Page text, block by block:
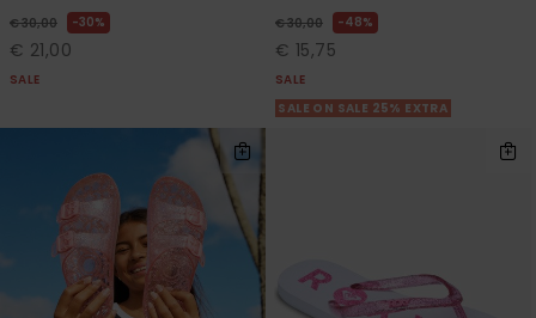
€ 30,00 30%
€ 21,00
SALE
€ 30,00 48%
€ 15,75
SALE
SALE ON SALE 25% EXTRA